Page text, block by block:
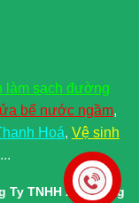
làm sạch đường
bể nước ngầm,
Hoá, Vệ sinh
TNHH Xây Dựng